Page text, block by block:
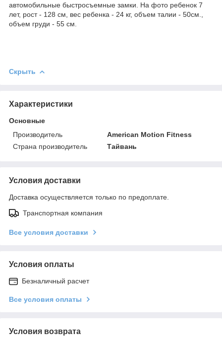
автомобильные быстросъемные замки. На фото ребенок 7
лет, рост - 128 см, вес ребенка - 24 кг, объем талии - 50см.,
объем груди - 55 см.
Скрыть
Характеристики
Основные
Производитель
American Motion Fitness
Страна производитель
Тайвань
Условия доставки
Доставка осуществляется только по предоплате.
Транспортная компания
Все условия доставки
Условия оплаты
Безналичный расчет
Все условия оплаты
Условия возврата